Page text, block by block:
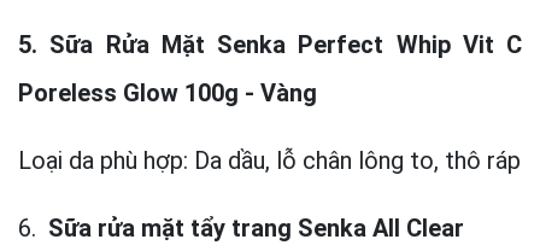
5. Sữa Rửa Mặt Senka Perfect Whip Vit C
Poreless Glow 100g - Vàng
Loại da phù hợp: Da dầu, lỗ chân lông to, thô ráp
6. Sữa rửa mặt tẩy trang Senka All Clear